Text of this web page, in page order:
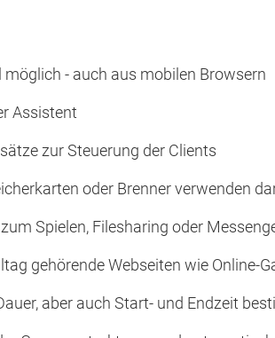
- auch aus mobilen Browsern
Assistent
zur Steuerung der Clients
oder Brenner verwenden
Spielen, Filesharing oder
gehörende Webseiten wie Online-
aber auch Start- und Endzeit